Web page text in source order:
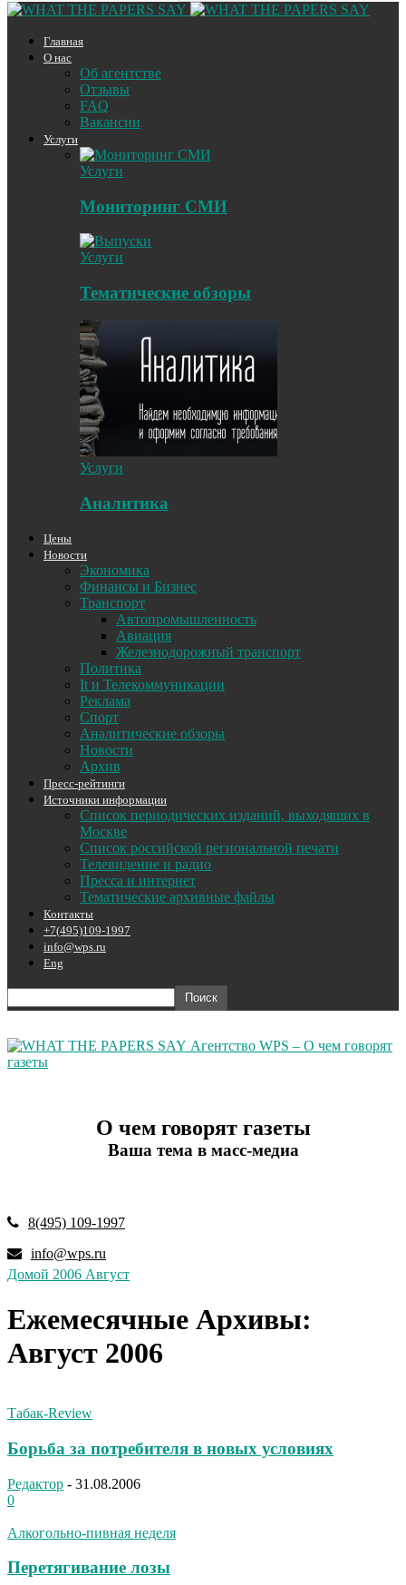
Главная
О нас
Об агентстве
Отзывы
FAQ
Вакансии
Услуги
Услуги
Мониторинг СМИ
Услуги
Тематические обзоры
Услуги
Аналитика
Цены
Новости
Экономика
Финансы и Бизнес
Транспорт
Автопромышленность
Авиация
Железнодорожный транспорт
Политика
It и Телекоммуникации
Реклама
Спорт
Аналитические обзоры
Новости
Архив
Пресс-рейтинги
Источники информации
Список периодических изданий, выходящих в
Москве
Список российской региональной печати
Телевидение и радио
Пресса и интернет
Тематические архивные файлы
Контакты
+7(495)109-1997
info@wps.ru
Eng
Агентство WPS – О чем говорят
газеты
О чем говорят газеты
Ваша тема в масс-медиа
8(495) 109-1997
info@wps.ru
Домой 2006 Август
Ежемесячные Архивы:
Август 2006
Табак-Review
Борьба за потребителя в новых условиях
Редактор - 31.08.2006
0
Алкогольно-пивная неделя
Перетягивание лозы